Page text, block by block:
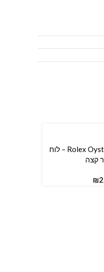
Rolex Oyster Perpetual – 36 mm – לוח
קצה
₪